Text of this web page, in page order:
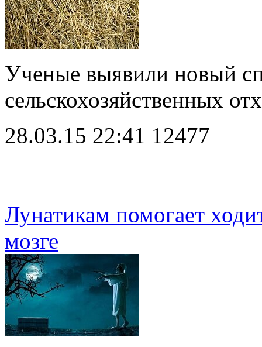
Ученые выявили новый
сельскохозяйственных
28.03.15 22:41 12477
Лунатикам помогает
мозге